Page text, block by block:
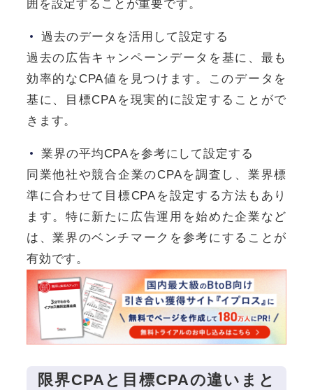
囲を設定することが重要です。
過去のデータを活用して設定する
過去の広告キャンペーンデータを基に、最も
効率的なCPA値を見つけます。このデータを
基に、目標CPAを現実的に設定することがで
きます。
業界の平均CPAを参考にして設定する
同業他社や競合企業のCPAを調査し、業界標
準に合わせて目標CPAを設定する方法もあり
ます。特に新たに広告運用を始めた企業など
は、業界のベンチマークを参考にすることが
有効です。
限界CPAと目標CPAの違いまと